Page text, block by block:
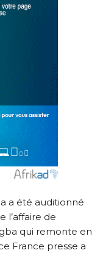
a été auditionné
l’affaire de
qui remonte en
France presse a